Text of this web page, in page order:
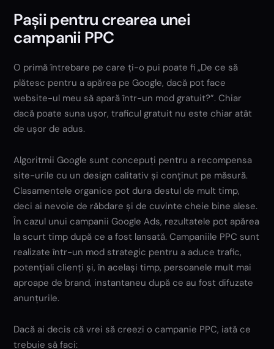
Pașii pentru crearea unei
campanii PPC
O primă întrebare pe care ți-o pui poate fi „De ce să
plătesc pentru a apărea pe Google, dacă pot face
website-ul meu să apară într-un mod gratuit?”. Chiar
dacă poate suna ușor, traficul gratuit nu este chiar atât
de ușor de adus.
Algoritmii Google sunt concepuți pentru a recompensa
site-urile cu un design calitativ și conținut pe măsură.
Clasamentele organice pot dura destul de mult timp,
deci ai nevoie de răbdare și de cuvinte cheie bine alese.
În cazul unui campanii Google Ads, rezultatele pot apărea
la scurt timp după ce a fost lansată. Campaniile PPC sunt
realizate într-un mod strategic pentru a aduce trafic,
potențiali clienți și, în același timp, persoanele mult mai
aproape de brand, instantaneu după ce au fost difuzate
anunțurile.
Dacă ai decis că vrei să creezi o campanie PPC, iată ce
trebuie să faci: